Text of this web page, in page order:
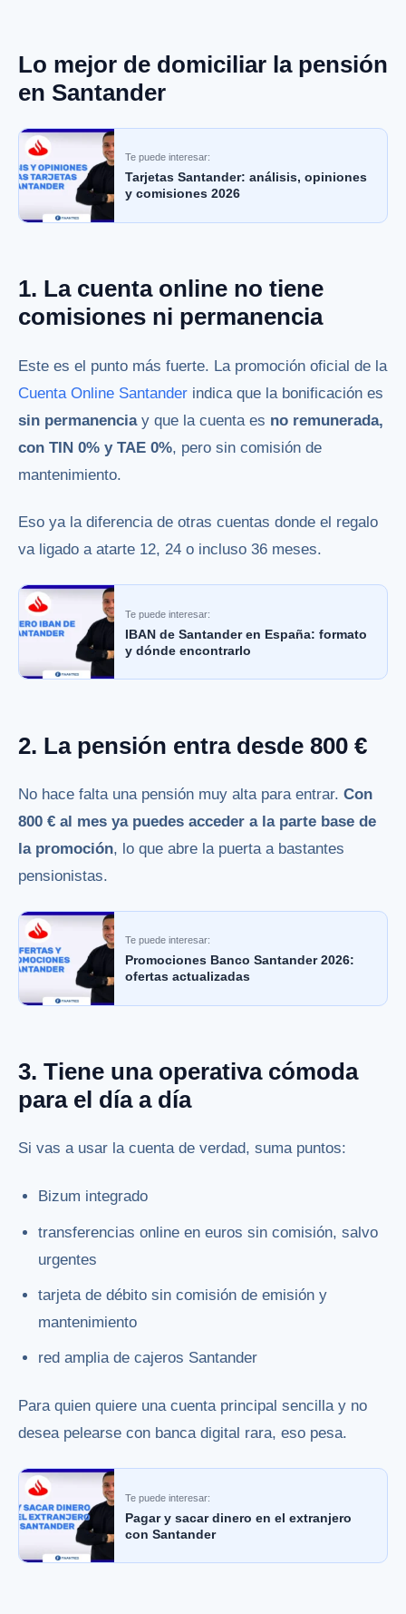
Lo mejor de domiciliar la pensión
en Santander
Te puede interesar:
Tarjetas Santander: análisis, opiniones
y comisiones 2026
1. La cuenta online no tiene
comisiones ni permanencia
Este es el punto más fuerte. La promoción oficial de la
Cuenta Online Santander indica que la bonificación es
sin permanenciay que la cuenta es no remunerada,
con TIN 0% y TAE 0%, pero sin comisión de
mantenimiento.
Eso ya la diferencia de otras cuentas donde el regalo
va ligado a atarte 12, 24 o incluso 36 meses.
Te puede interesar:
IBAN de Santander en España: formato
y dónde encontrarlo
2. La pensión entra desde 800 €
No hace falta una pensión muy alta para entrar. Con
800 € al mes ya puedes acceder a la parte base de
la promoción, lo que abre la puerta a bastantes
pensionistas.
Te puede interesar:
Promociones Banco Santander 2026:
ofertas actualizadas
3. Tiene una operativa cómoda
para el día a día
Si vas a usar la cuenta de verdad, suma puntos:
Bizum integrado
transferencias online en euros sin comisión, salvo
urgentes
tarjeta de débito sin comisión de emisión y
mantenimiento
red amplia de cajeros Santander
Para quien quiere una cuenta principal sencilla y no
desea pelearse con banca digital rara, eso pesa.
Te puede interesar:
Pagar y sacar dinero en el extranjero
con Santander